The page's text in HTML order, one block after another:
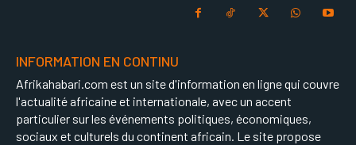
INFORMATION EN CONTINU
Afrikahabari.com est un site d'information en ligne qui couvre
l'actualité africaine et internationale, avec un accent
particulier sur les événements politiques, économiques,
sociaux et culturels du continent africain. Le site propose